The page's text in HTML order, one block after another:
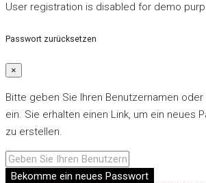
User registration is disabled for demo
Passwort zurücksetzen
×
Bitte geben Sie Ihren Benutzernamen oder
ein. Sie erhalten einen Link, um ein neues
zu erstellen.
Bekomme ein neues Passwort